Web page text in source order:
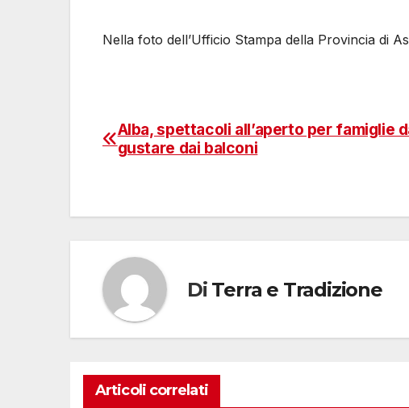
Nella foto dell’Ufficio Stampa della Provincia di
Navigazione
Alba, spettacoli all’aperto per famiglie
gustare dai balconi
Di Terra e Tradizione
Articoli correlati